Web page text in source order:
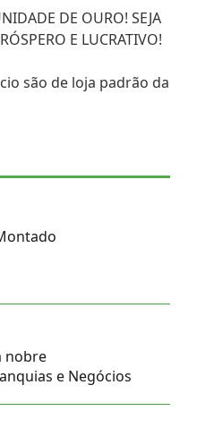
DE OURO! SEJA
E LUCRATIVO!
são de loja padrão da
nobre
e Negócios